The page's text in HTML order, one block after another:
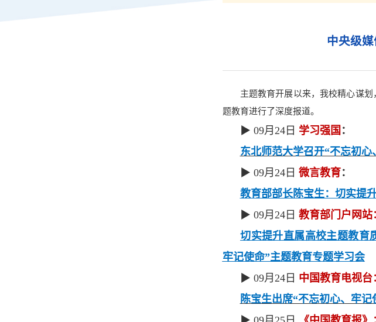
中央级
主题教育开展以来，我校精心谋划
题教育进行了深度报道。
▶ 09月24日 学习强国 ：
东北师范大学召开“不忘初
▶ 09月24日 微言教育：
教育部部长陈宝生：切实提
▶ 09月24日 教育部门户网站
切实提升直属高校主题教育
牢记使命”主题教育专题学习会
▶ 09月24日 中国教育电视台
陈宝生出席“不忘初心、牢